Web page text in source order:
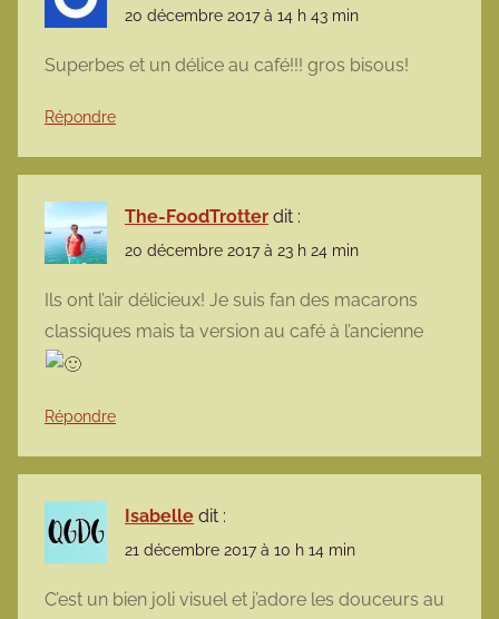
20 décembre 2017 à 14 h 43 min
Superbes et un délice au café!!! gros bisous!
Répondre
The-FoodTrotter dit :
20 décembre 2017 à 23 h 24 min
Ils ont l’air délicieux! Je suis fan des macarons
classiques mais ta version au café à l’ancienne
Répondre
Isabelle dit :
21 décembre 2017 à 10 h 14 min
C’est un bien joli visuel et j’adore les douceurs au